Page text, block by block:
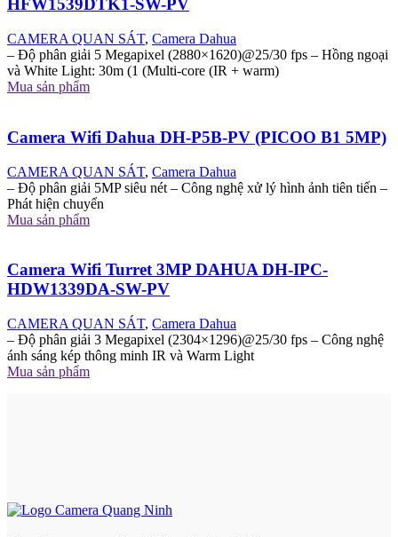
HFW1539DTK1-SW-PV
CAMERA QUAN SÁT, Camera Dahua
– Độ phân giải 5 Megapixel (2880×1620)@25/30 fps – Hồng ngoại
và White Light: 30m (1 (Multi-core (IR + warm)
Mua sản phẩm
Camera Wifi Dahua DH-P5B-PV (PICOO B1 5MP)
CAMERA QUAN SÁT, Camera Dahua
– Độ phân giải 5MP siêu nét – Công nghệ xử lý hình ảnh tiên tiến –
Phát hiện chuyển
Mua sản phẩm
Camera Wifi Turret 3MP DAHUA DH-IPC-
HDW1339DA-SW-PV
CAMERA QUAN SÁT, Camera Dahua
– Độ phân giải 3 Megapixel (2304×1296)@25/30 fps – Công nghệ
ánh sáng kép thông minh IR và Warm Light
Mua sản phẩm